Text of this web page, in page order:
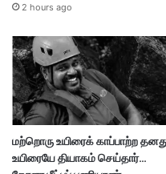
2 hours ago
மற்றொரு உயிரைக் காப்பாற்ற
உயிரையே தியாகம் செய்தார்…